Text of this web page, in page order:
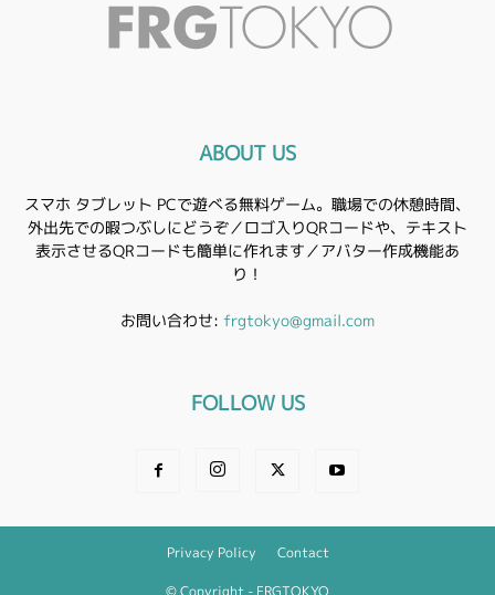
ABOUT US
スマホ タブレット PCで遊べる無料ゲーム。職場での休憩時間、
外出先での暇つぶしにどうぞ／ロゴ入りQRコードや、テキスト
表示させるQRコードも簡単に作れます／アバター作成機能あ
り！
お問い合わせ: frgtokyo@gmail.com
FOLLOW US
Privacy Policy Contact
© Copyright - FRGTOKYO